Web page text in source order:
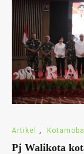
Artikel
Pj Walikota